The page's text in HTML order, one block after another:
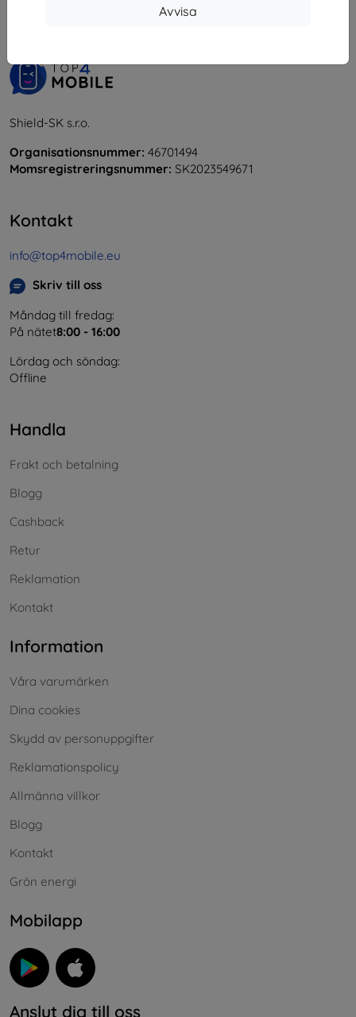
Avvisa
Shield-SK s.r.o.
Organisationsnummer: 46701494
Momsregistreringsnummer: SK2023549671
Kontakt
info@top4mobile.eu
Skriv till oss
Måndag till fredag:
På nätet8:00 - 16:00
Lördag och söndag:
Offline
Handla
Frakt och betalning
Blogg
Cashback
Retur
Reklamation
Kontakt
Information
Våra varumärken
Dina cookies
Skydd av personuppgifter
Reklamationspolicy
Allmänna villkor
Blogg
Kontakt
Grön energi
Mobilapp
Anslut dig till oss